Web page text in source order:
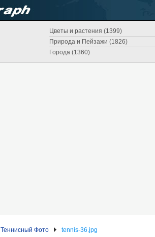
Цветы и растения (1399)
Природа и Пейзажи (1826)
Города (1360)
Теннисный Фото tennis-36.jpg